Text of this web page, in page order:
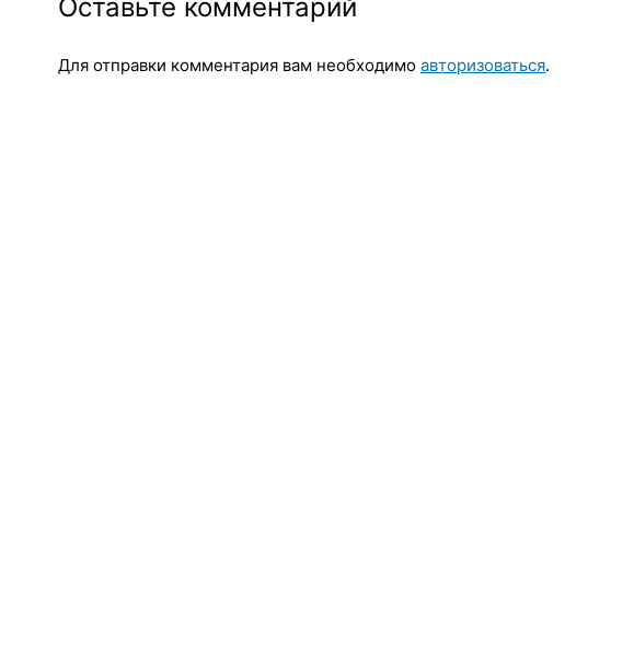
Оставьте комментарий
Для отправки комментария вам необходимо авторизоваться.